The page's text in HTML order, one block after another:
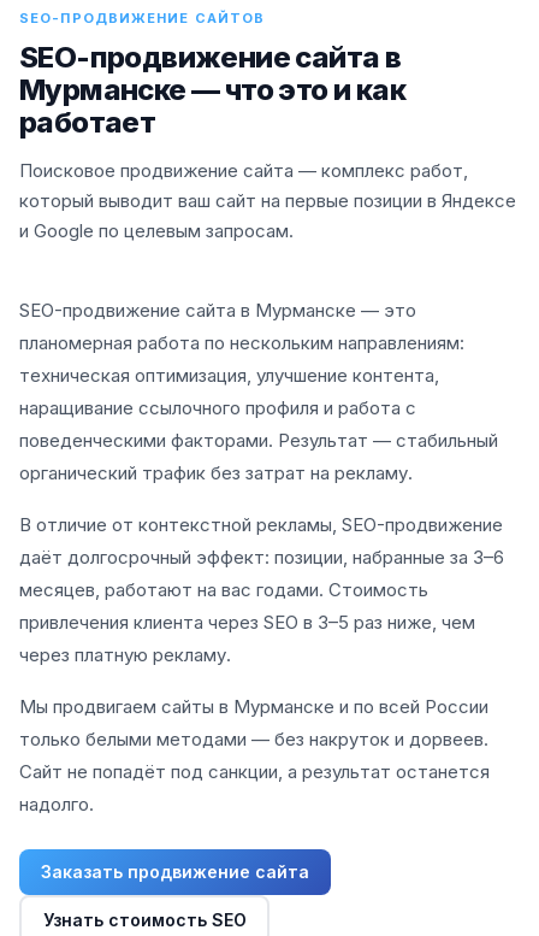
SEO-ПРОДВИЖЕНИЕ САЙТОВ
SEO-продвижение сайта в
Мурманске — что это и как
работает
Поисковое продвижение сайта — комплекс работ,
который выводит ваш сайт на первые позиции в Яндексе
и Google по целевым запросам.
SEO-продвижение сайта в Мурманске — это
планомерная работа по нескольким направлениям:
техническая оптимизация, улучшение контента,
наращивание ссылочного профиля и работа с
поведенческими факторами. Результат — стабильный
органический трафик без затрат на рекламу.
В отличие от контекстной рекламы, SEO-продвижение
даёт долгосрочный эффект: позиции, набранные за 3–6
месяцев, работают на вас годами. Стоимость
привлечения клиента через SEO в 3–5 раз ниже, чем
через платную рекламу.
Мы продвигаем сайты в Мурманске и по всей России
только белыми методами — без накруток и дорвеев.
Сайт не попадёт под санкции, а результат останется
надолго.
Заказать продвижение сайта
Узнать стоимость SEO